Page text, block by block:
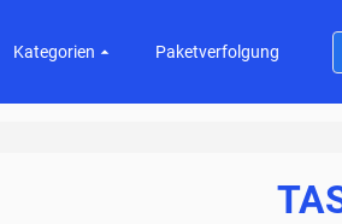
Kategorien Paketverfolgung